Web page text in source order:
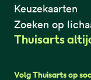
Keuzekaarten
Zoeken op
Thuisarts
Volg Thuisarts op